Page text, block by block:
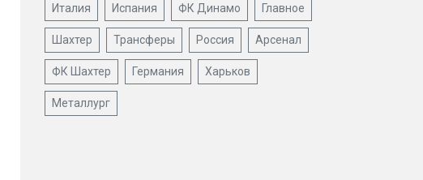
Италия Испания ФК Динамо Главное
Шахтер Трансферы Россия Арсенал
ФК Шахтер Германия Харьков
Металлург